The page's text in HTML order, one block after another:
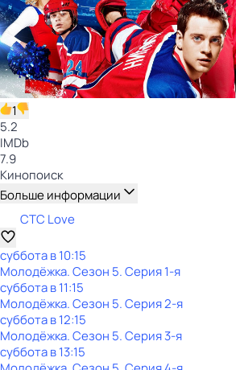
1
5.2
IMDb
7.9
Кинопоиск
Больше информации
СТС Love
субботав10:15
Молодёжка. Сезон 5. Серия 1-я
субботав11:15
Молодёжка. Сезон 5. Серия 2-я
субботав12:15
Молодёжка. Сезон 5. Серия 3-я
субботав13:15